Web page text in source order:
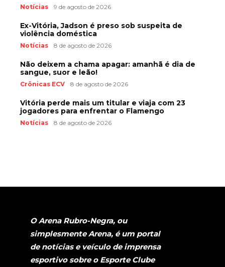
Notícias 9 de agosto de 2026
Ex-Vitória, Jadson é preso sob suspeita de
violência doméstica
Notícias 8 de agosto de 2026
Não deixem a chama apagar: amanhã é dia de
sangue, suor e leão!
Crônicas ECV 8 de agosto de 2026
Vitória perde mais um titular e viaja com 23
jogadores para enfrentar o Flamengo
Notícias 8 de agosto de 2026
O Arena Rubro-Negra, ou
simplesmente Arena, é um portal
de notícias e veículo de imprensa
esportivo sobre o Esporte Clube